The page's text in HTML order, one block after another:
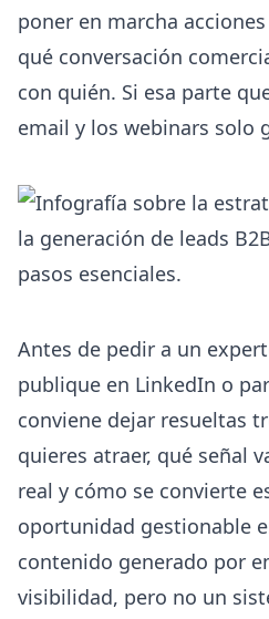
poner en marcha
qué conversación
con quién. Si esa parte
email y los webinars solo
Antes de pedir a un
publique en LinkedIn o
conviene dejar resueltas
quieres atraer, qué señal
real y cómo se convierte
oportunidad gestionable
contenido generado por
visibilidad, pero no un